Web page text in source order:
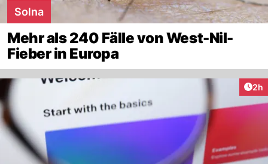
Solna
Mehr als 240 Fälle von West-Nil-
Fieber in Europa
2h